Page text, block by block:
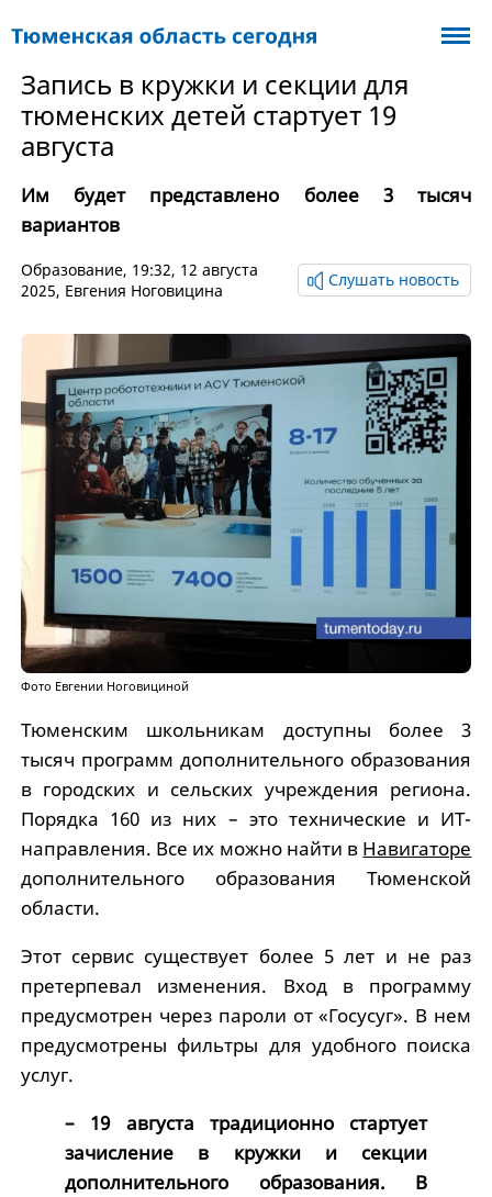
Запись в кружки и секции для
тюменских детей стартует 19
августа
Им будет представлено более 3 тысяч
вариантов
Образование, 19:32, 12 августа
2025, Евгения Ноговицина
Слушать новость
Фото Евгении Ноговициной
Тюменским школьникам доступны более 3
тысяч программ дополнительного образования
в городских и сельских учреждения региона.
Порядка 160 из них – это технические и ИТ-
направления. Все их можно найти в Навигаторе
дополнительного образования Тюменской
области.
Этот сервис существует более 5 лет и не раз
претерпевал изменения. Вход в программу
предусмотрен через пароли от «Госусуг». В нем
предусмотрены фильтры для удобного поиска
услуг.
– 19 августа традиционно стартует
зачисление в кружки и секции
дополнительного образования. В